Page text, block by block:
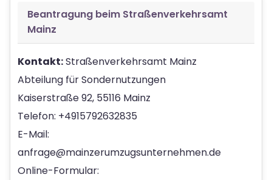
Beantragung beim Straßenverkehrsamt
Mainz
Kontakt:Straßenverkehrsamt Mainz
Abteilung für Sondernutzungen
Kaiserstraße 92, 55116 Mainz
Telefon: +4915792632835
E-Mail:
anfrage@mainzerumzugsunternehmen.de
Online-Formular: